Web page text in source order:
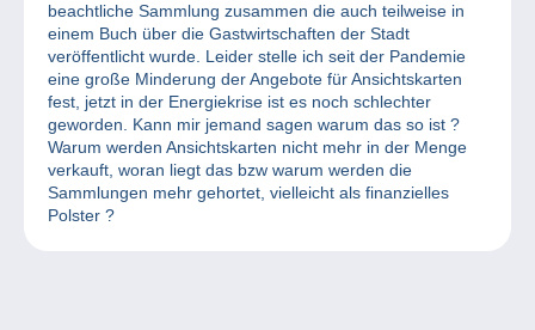
beachtliche Sammlung zusammen die auch teilweise in
einem Buch über die Gastwirtschaften der Stadt
veröffentlicht wurde. Leider stelle ich seit der Pandemie
eine große Minderung der Angebote für Ansichtskarten
fest, jetzt in der Energiekrise ist es noch schlechter
geworden. Kann mir jemand sagen warum das so ist ?
Warum werden Ansichtskarten nicht mehr in der Menge
verkauft, woran liegt das bzw warum werden die
Sammlungen mehr gehortet, vielleicht als finanzielles
Polster ?